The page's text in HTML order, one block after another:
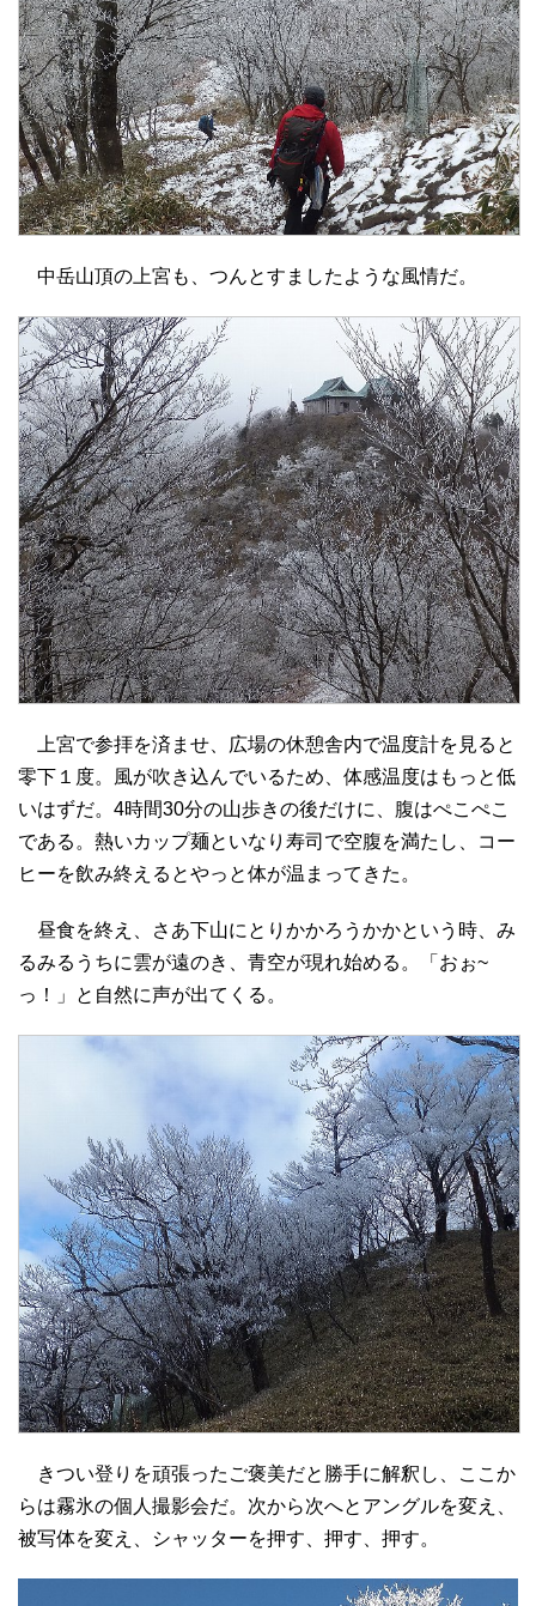
中岳山頂の上宮も、つんとすましたような風情だ。
上宮で参拝を済ませ、広場の休憩舎内で温度計を見ると
零下１度。風が吹き込んでいるため、体感温度はもっと低
いはずだ。4時間30分の山歩きの後だけに、腹はぺこぺこ
である。熱いカップ麺といなり寿司で空腹を満たし、コー
ヒーを飲み終えるとやっと体が温まってきた。
昼食を終え、さあ下山にとりかかろうかかという時、み
るみるうちに雲が遠のき、青空が現れ始める。「おぉ~
っ！」と自然に声が出てくる。
きつい登りを頑張ったご褒美だと勝手に解釈し、ここか
らは霧氷の個人撮影会だ。次から次へとアングルを変え、
被写体を変え、シャッターを押す、押す、押す。